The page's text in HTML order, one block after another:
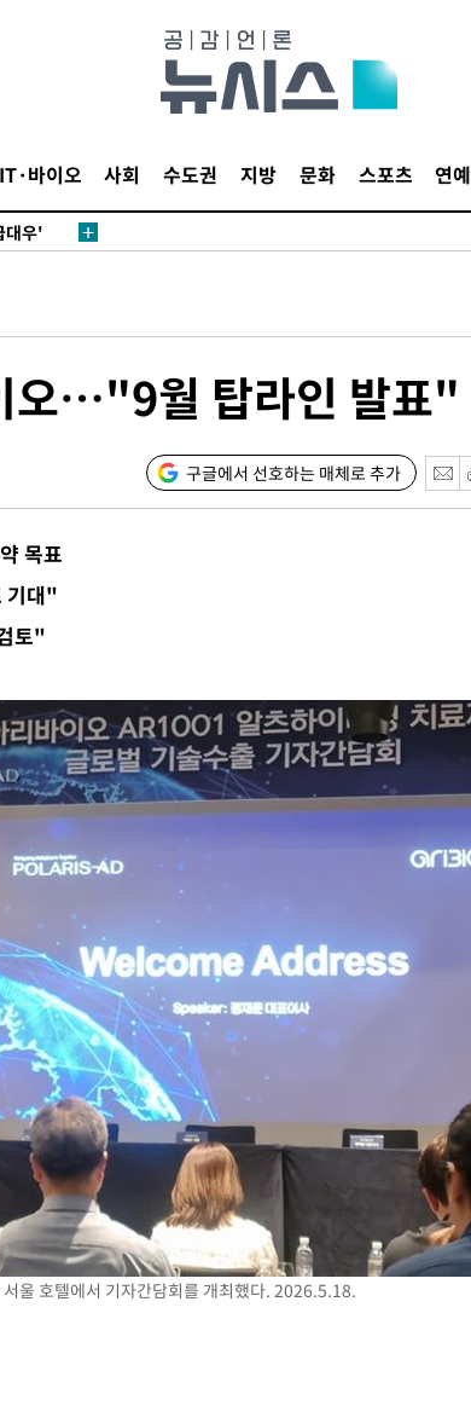
IT·바이오 사회 수도권 지방 문화 스포츠 연예
에 첫
도차'
로 부상
의
길"
작'
…정청래
래
정청래
김민석
차에 첫
동'
(종합)
대우'
도차'
밝혀
로 부상
논의
오…"9월 탑라인 발표"
구글에서 선호하는 매체로 추가
목표
기대"
토"
울 호텔에서 기자간담회를 개최했다. 2026.5.18.